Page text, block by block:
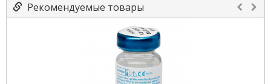
Рекомендуемые товары